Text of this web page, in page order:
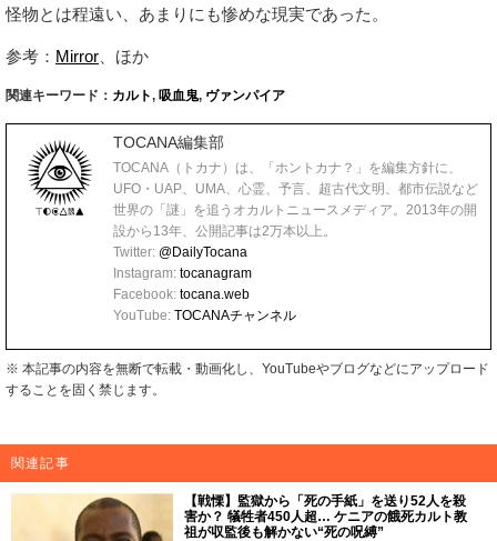
怪物とは程遠い、あまりにも惨めな現実であった。
参考： Mirror 、ほか
関連キーワード： カルト, 吸血鬼, ヴァンパイア
TOCANA編集部
TOCANA（トカナ）は、「ホントカナ？」を編集方針に、
UFO・UAP、UMA、心霊、予言、超古代文明、都市伝説など
世界の「謎」を追うオカルトニュースメディア。2013年の開
設から13年、公開記事は2万本以上。
Twitter: @DailyTocana
Instagram: tocanagram
Facebook: tocana.web
YouTube: TOCANAチャンネル
※ 本記事の内容を無断で転載・動画化し、YouTubeやブログなどにアップロード
することを固く禁じます。
関連記事
【戦慄】監獄から「死の手紙」を送り52人を殺
害か？ 犠牲者450人超… ケニアの餓死カルト教
祖が収監後も解かない“死の呪縛”